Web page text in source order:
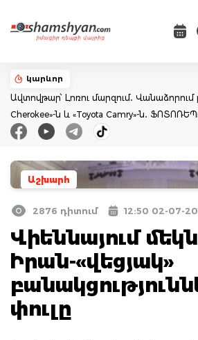
կարևոր
Ավտովթար՝ Լոռու մարզում․ Վանաձորում
Cherokee»-ն և «Toyota Camry»-ն․
Աշխարհ
2876 դիտում 12:50 02-07-
Վիեննայում
Իրան-«վեցյակ»
փուլը